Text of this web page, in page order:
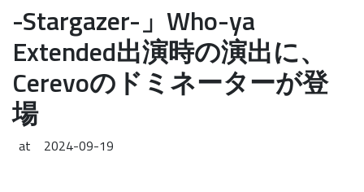
-Stargazer-」Who-ya
Extended出演時の演出に、
Cerevoのドミネーターが登
場
at 2024-09-19